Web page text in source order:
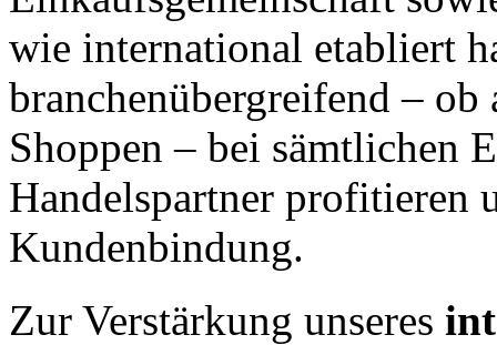
wie international etabliert
branchenübergreifend –
Shoppen – bei sämtlichen
Handelspartner profitieren
Kundenbindung.
Zur Verstärkung unseres